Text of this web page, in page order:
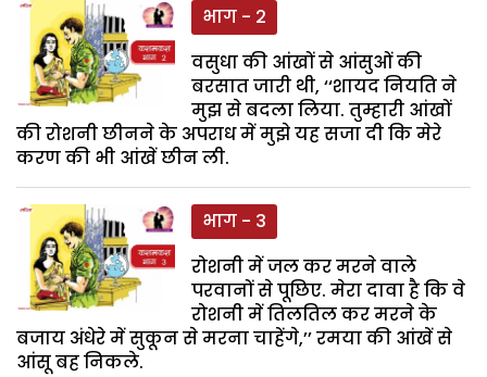
भाग - 2
वसुधा की आंखों से आंसुओं की
बरसात जारी थी, ‘‘शायद नियति ने
मुझ से बदला लिया. तुम्हारी आंखों
की रोशनी छीनने के अपराध में मुझे यह सजा दी कि मेरे
करण की भी आंखें छीन ली.
भाग - 3
रोशनी में जल कर मरने वाले
परवानों से पूछिए. मेरा दावा है कि वे
रोशनी में तिलतिल कर मरने के
बजाय अंधेरे में सुकून से मरना चाहेंगे,’’ रमया की आंखें से
आंसू बह निकले.